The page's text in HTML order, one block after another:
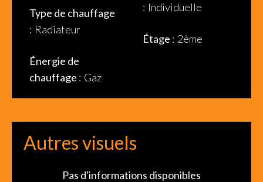
Type de chauffage
Radiateur
Énergie de
chauffage
Gaz
Individuelle
Étage 2ème
Autres visuels
Pas d'informations disponibles